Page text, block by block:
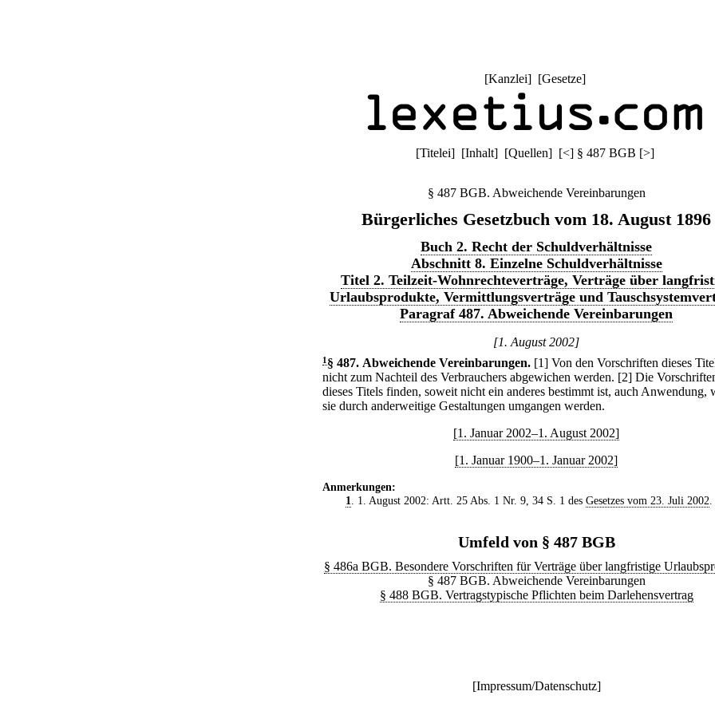
[Kanzlei] [Gesetze]
[Titelei] [Inhalt] [Quellen] [<] § 487 BGB [>]
§ 487 BGB. Abweichende Vereinbarungen
Bürgerliches Gesetzbuch vom 18. August 1896
Buch 2. Recht der Schuldverhältnisse
Abschnitt 8. Einzelne Schuldverhältnisse
Titel 2. Teilzeit-Wohnrechteverträge, Verträge über
Urlaubsprodukte, Vermittlungsverträge und
Paragraf 487. Abweichende Vereinbarungen
[1. August 2002]
1 § 487. Abweichende Vereinbarungen. [1] Von den Vorschriften dieses
nicht zum Nachteil des Verbrauchers abgewichen werden. [2] Die
dieses Titels finden, soweit nicht ein anderes bestimmt ist, auch Anwendung,
sie durch anderweitige Gestaltungen umgangen werden.
[1. Januar 2002–1. August 2002]
[1. Januar 1900–1. Januar 2002]
Anmerkungen:
1
. 1. August 2002: Artt. 25 Abs. 1 Nr. 9, 34 S. 1 des Gesetzes vom 23. Juli 2002
Umfeld von § 487 BGB
§ 486a BGB. Besondere Vorschriften für Verträge über langfristige
§ 487 BGB. Abweichende Vereinbarungen
§ 488 BGB. Vertragstypische Pflichten beim Darlehensvertrag
[Impressum/Datenschutz]